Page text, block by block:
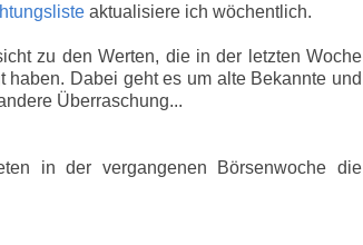
aktualisiere ich wöchentlich.
zu den Werten, die in der letzten Woche
haben. Dabei geht es um alte Bekannte und
Überraschung...
in der vergangenen Börsenwoche die